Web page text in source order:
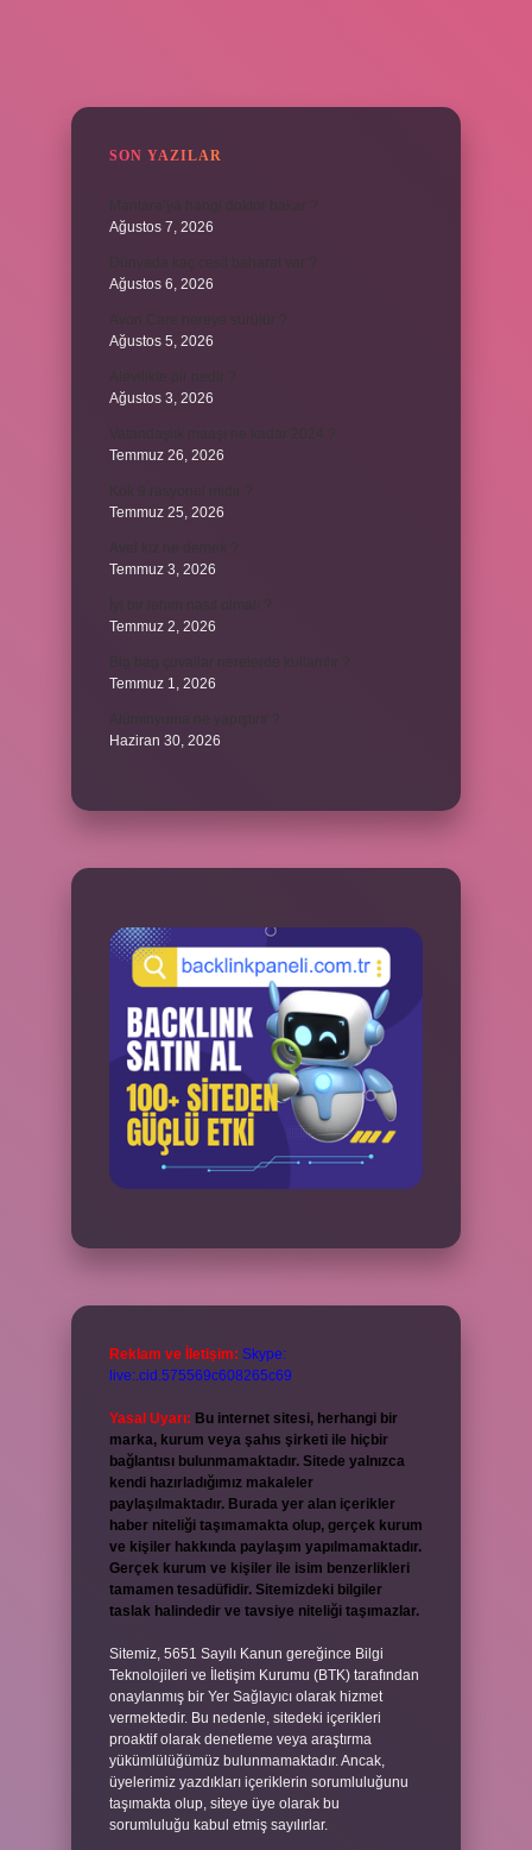
SON YAZILAR
Mantara’ya hangi doktor bakar ?
Ağustos 7, 2026
Dünyada kaç cesit baharat var ?
Ağustos 6, 2026
Ağustos 5, 2026
Ağustos 3, 2026
Temmuz 26, 2026
Temmuz 25, 2026
Temmuz 3, 2026
Temmuz 2, 2026
Temmuz 1, 2026
Haziran 30, 2026
Reklam ve İletişim: Skype:
live:.cid.575569c608265c69
Yasal Uyarı: Bu internet sitesi, herhangi bir
marka, kurum veya şahıs şirketi ile hiçbir
bağlantısı bulunmamaktadır. Sitede yalnızca
kendi hazırladığımız makaleler
paylaşılmaktadır. Burada yer alan içerikler
haber niteliği taşımamakta olup, gerçek kurum
ve kişiler hakkında paylaşım yapılmamaktadır.
Gerçek kurum ve kişiler ile isim benzerlikleri
tamamen tesadüfidir. Sitemizdeki bilgiler
taslak halindedir ve tavsiye niteliği taşımazlar.
Sitemiz, 5651 Sayılı Kanun gereğince Bilgi
Teknolojileri ve İletişim Kurumu (BTK) tarafından
onaylanmış bir Yer Sağlayıcı olarak hizmet
vermektedir. Bu nedenle, sitedeki içerikleri
proaktif olarak denetleme veya araştırma
yükümlülüğümüz bulunmamaktadır. Ancak,
üyelerimiz yazdıkları içeriklerin sorumluluğunu
taşımakta olup, siteye üye olarak bu
sorumluluğu kabul etmiş sayılırlar.